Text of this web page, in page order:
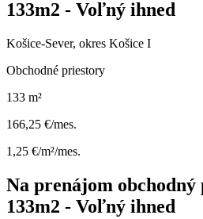
133m2 - Voľný ihned
Košice-Sever, okres Košice I
Obchodné priestory
133 m²
166,25 €/mes.
1,25 €/m²/mes.
Na prenájom obchodný
133m2 - Voľný ihned